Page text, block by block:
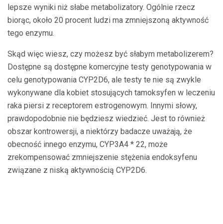
lepsze wyniki niż słabe metabolizatory. Ogólnie rzecz
biorąc, około 20 procent ludzi ma zmniejszoną aktywność
tego enzymu.
Skąd więc wiesz, czy możesz być słabym metabolizerem?
Dostępne są dostępne komercyjne testy genotypowania w
celu genotypowania CYP2D6, ale testy te nie są zwykle
wykonywane dla kobiet stosujących tamoksyfen w leczeniu
raka piersi z receptorem estrogenowym. Innymi słowy,
prawdopodobnie nie będziesz wiedzieć. Jest to również
obszar kontrowersji, a niektórzy badacze uważają, że
obecność innego enzymu, CYP3A4 * 22, może
zrekompensować zmniejszenie stężenia endoksyfenu
związane z niską aktywnością CYP2D6.